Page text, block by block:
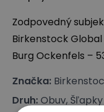
Zodpovedný
Birkenstock Global
Burg Ockenfels –
Značka:
Druh:Obuv, Šľapky